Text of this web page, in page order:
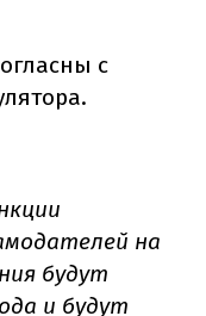
с
на
будут
и будут